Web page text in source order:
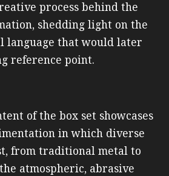
process behind the
shedding light on the
language that would later
reference point.
of the box set showcases
in which diverse
from traditional metal to
atmospheric, abrasive